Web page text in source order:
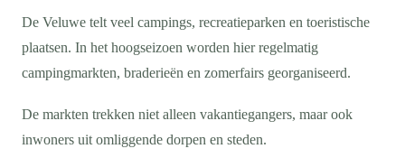
De Veluwe telt veel campings, recreatieparken en toeristische
plaatsen. In het hoogseizoen worden hier regelmatig
campingmarkten, braderieën en zomerfairs georganiseerd.
De markten trekken niet alleen vakantiegangers, maar ook
inwoners uit omliggende dorpen en steden.